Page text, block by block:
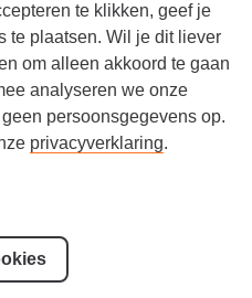
te klikken, geef je
te plaatsen. Wil je dit liever
om alleen akkoord te gaan
analyseren we onze
persoonsgegevens op.
privacyverklaring.
volg je wat er
YouTube